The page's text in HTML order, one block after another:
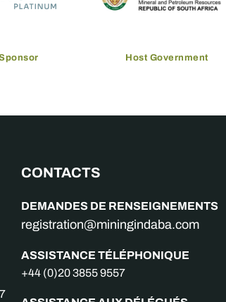
Host Government
CONTACTS
DEMANDES DE RENSEIGNEMENTS
registration@miningindaba.com
ASSISTANCE TÉLÉPHONIQUE
+44 (0)20 3855 9557